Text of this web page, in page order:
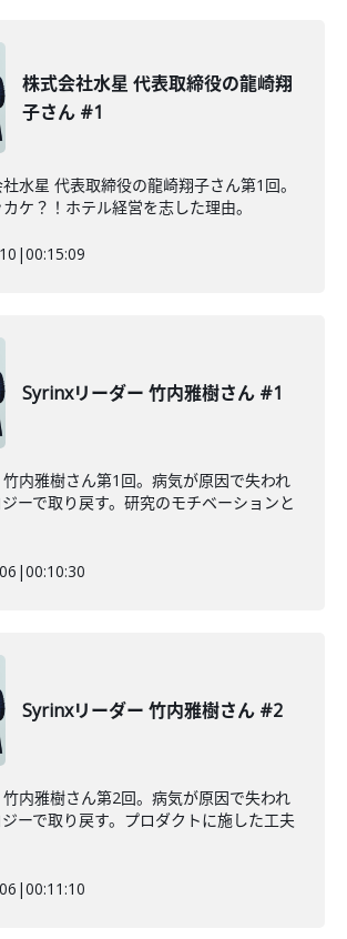
株式会社水星 代表取締役の龍崎翔
子さん #1
水星 代表取締役の龍崎翔子さん第1回。
ケ？！ホテル経営を志した理由。
|00:15:09
Syrinxリーダー 竹内雅樹さん #1
内雅樹さん第1回。病気が原因で失われ
ーで取り戻す。研究のモチベーションと
|00:10:30
Syrinxリーダー 竹内雅樹さん #2
内雅樹さん第2回。病気が原因で失われ
ーで取り戻す。プロダクトに施した工夫
|00:11:10